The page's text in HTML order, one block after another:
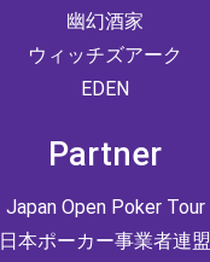
幽幻酒家
ウィッチズアーク
EDEN
Partner
Japan Open Poker Tour
日本ポーカー事業者連盟